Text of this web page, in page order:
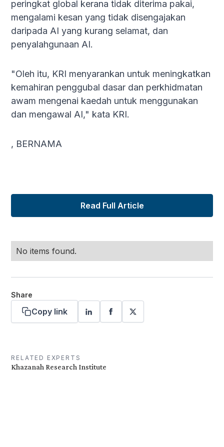
peringkat global kerana tidak diterima pakai,
mengalami kesan yang tidak disengajakan
daripada AI yang kurang selamat, dan
penyalahgunaan AI.
"Oleh itu, KRI menyarankan untuk meningkatkan
kemahiran penggubal dasar dan perkhidmatan
awam mengenai kaedah untuk menggunakan
dan mengawal AI," kata KRI.
, BERNAMA
Read Full Article
No items found.
Share
Copy link
RELATED EXPERTS
Khazanah Research Institute